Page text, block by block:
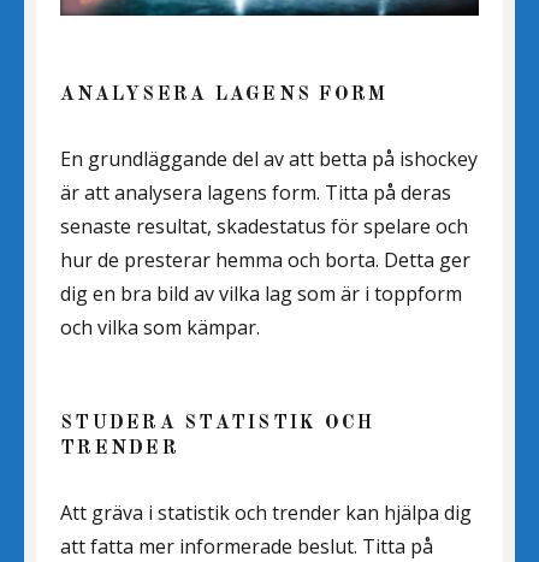
ANALYSERA LAGENS FORM
En grundläggande del av att betta på ishockey
är att analysera lagens form. Titta på deras
senaste resultat, skadestatus för spelare och
hur de presterar hemma och borta. Detta ger
dig en bra bild av vilka lag som är i toppform
och vilka som kämpar.
STUDERA STATISTIK OCH
TRENDER
Att gräva i statistik och trender kan hjälpa dig
att fatta mer informerade beslut. Titta på